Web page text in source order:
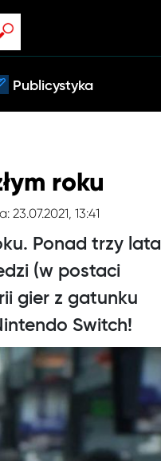
Publicystyka
roku
23.07.2021, 13:41
Ponad trzy lata
(w postaci
gier z gatunku
Switch!